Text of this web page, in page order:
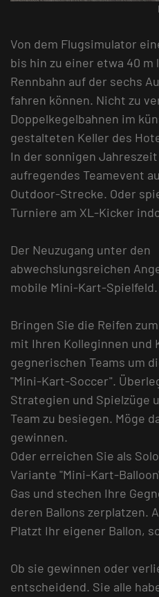
Von dem Flugsimulator
bis hin zu einer etwa 40 m
Rennbahn auf der sechs
fahren können. Nicht zu
Doppelkegelbahnen im
gestalteten Keller des
In der sonnigen
aufregendes Teamevent
Outdoor-Strecke. Oder
Turniere am XL-Kicker
Der Neuzugang unter den
abwechslungsreichen
mobile Mini-Kart-Spielfeld.
Bringen Sie die Reifen
mit Ihren Kolleginnen und
gegnerischen Teams um
"Mini-Kart-Soccer".
Strategien und Spielzüge
Team zu besiegen. Möge
gewinnen.
Oder erreichen Sie als
Variante "Mini-Kart-
Gas und stechen Ihre
deren Ballons zerplatzen.
Platzt Ihr eigener Ballon,
Ob sie gewinnen oder
entscheidend. Sie alle